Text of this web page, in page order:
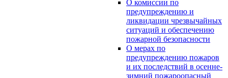
О комиссии по
предупреждению и
ликвидации чрезвычайных
ситуаций и обеспечению
пожарной безопасности
О мерах по
предупреждению пожаров
и их последствий в осенне-
зимний пожароопасный